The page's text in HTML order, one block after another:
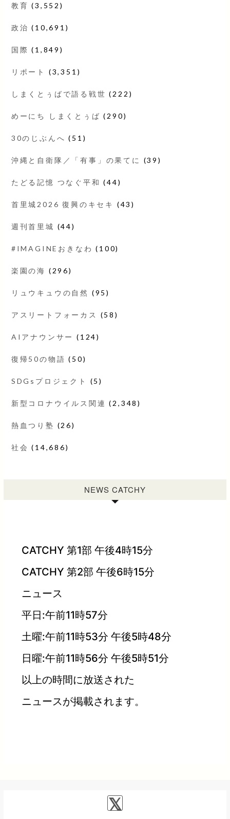
教育 (3,552)
政治 (10,691)
国際 (1,849)
リポート (3,351)
しまくとぅばで語る戦世 (222)
めーにち しまくとぅば (290)
30のじぶんへ (51)
沖縄と自衛隊／「有事」の果てに (39)
たどる記憶 つなぐ平和 (44)
首里城2026 復興のキセキ (43)
週刊首里城 (44)
#IMAGINEおきなわ (100)
楽園の海 (296)
リュウキュウの自然 (95)
アスリートフォーカス (58)
AIアナウンサー (124)
復帰50の物語 (50)
SDGsプロジェクト (5)
新型コロナウイルス関連 (2,348)
熱血つり塾 (26)
社会 (14,686)
NEWS CATCHY
CATCHY 第1部 午後4時15分
CATCHY 第2部 午後6時15分
ニュース
平日:午前11時57分
土曜:午前11時53分 午後5時48分
日曜:午前11時56分 午後5時51分
以上の時間に放送された
ニュースが掲載されます。